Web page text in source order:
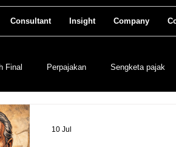
Consultant Insight Company
Final Perpajakan Sengketa pajak
Legal
10 Jul